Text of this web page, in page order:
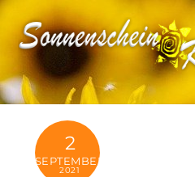
Skip
content
2
SEPTEMBER
2021